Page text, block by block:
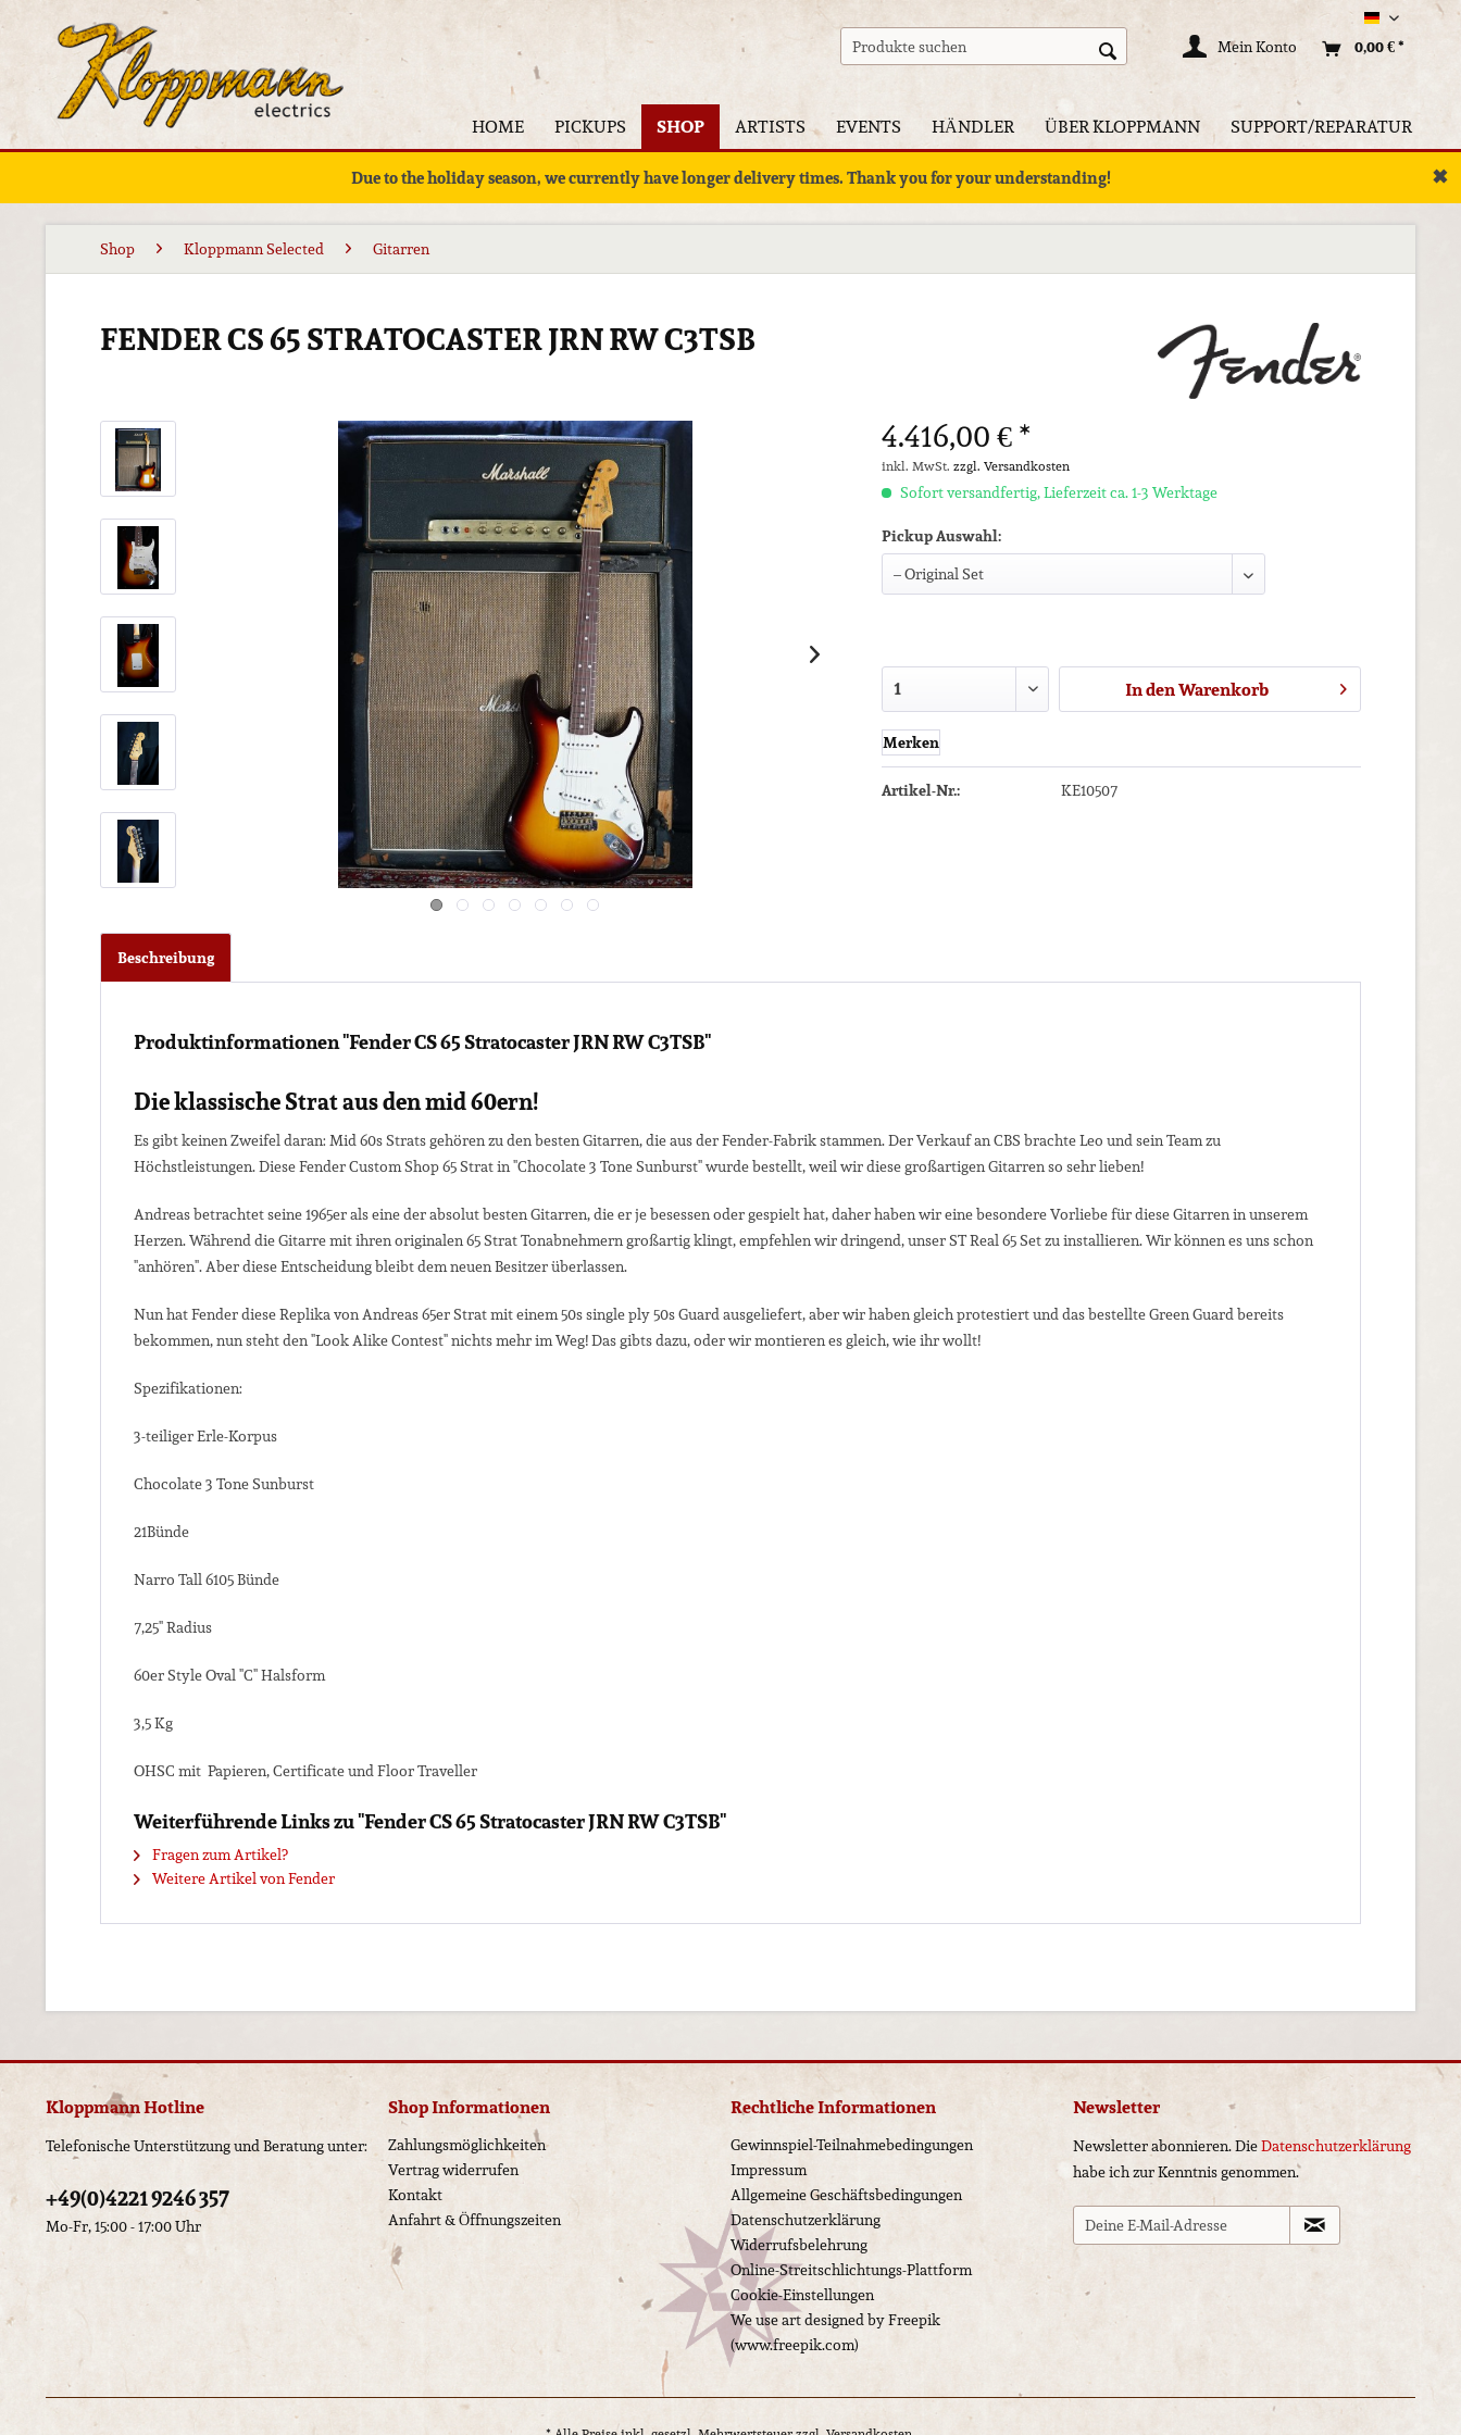
Deutsch
Mein Konto
0,00 € *
HOME PICKUPS SHOP ARTISTS EVENTS HÄNDLER ÜBER KLOPPMANN SUPPORT/REPARATUR
Due to the holiday season, we currently have longer delivery times. Thank you for your understanding! ✖
Shop Kloppmann Selected Gitarren
FENDER CS 65 STRATOCASTER JRN RW C3TSB
4.416,00 € *
inkl. MwSt.zzgl. Versandkosten
Sofort versandfertig, Lieferzeit ca. 1-3 Werktage
Pickup Auswahl:
In denWarenkorb
Merken
Artikel-Nr.:
KE10507
Beschreibung
Produktinformationen "Fender CS 65 Stratocaster JRN RW C3TSB"
Die klassische Strat aus den mid 60ern!
Es gibt keinen Zweifel daran: Mid 60s Strats gehören zu den besten Gitarren, die aus der Fender-Fabrik stammen. Der Verkauf an CBS brachte Leo und sein Team zu
Höchstleistungen. Diese Fender Custom Shop 65 Strat in "Chocolate 3 Tone Sunburst" wurde bestellt, weil wir diese großartigen Gitarren so sehr lieben!
Andreas betrachtet seine 1965er als eine der absolut besten Gitarren, die er je besessen oder gespielt hat, daher haben wir eine besondere Vorliebe für diese Gitarren in unserem
Herzen. Während die Gitarre mit ihren originalen 65 Strat Tonabnehmern großartig klingt, empfehlen wir dringend, unser ST Real 65 Set zu installieren. Wir können es uns schon
"anhören". Aber diese Entscheidung bleibt dem neuen Besitzer überlassen.
Nun hat Fender diese Replika von Andreas 65er Strat mit einem 50s single ply 50s Guard ausgeliefert, aber wir haben gleich protestiert und das bestellte Green Guard bereits
bekommen, nun steht den "Look Alike Contest" nichts mehr im Weg! Das gibts dazu, oder wir montieren es gleich, wie ihr wollt!
Spezifikationen:
3-teiliger Erle-Korpus
Chocolate 3 Tone Sunburst
21Bünde
Narro Tall 6105 Bünde
7,25" Radius
60er Style Oval "C" Halsform
3,5 Kg
OHSC mit Papieren, Certificate und Floor Traveller
Weiterführende Links zu "Fender CS 65 Stratocaster JRN RW C3TSB"
Fragen zum Artikel?
Weitere Artikel von Fender
Kloppmann Hotline
Telefonische Unterstützung und Beratung unter:
+49(0)4221 9246 357
Mo-Fr, 15:00 - 17:00 Uhr
Shop Informationen
Zahlungsmöglichkeiten
Vertrag widerrufen
Kontakt
Anfahrt & Öffnungszeiten
Rechtliche Informationen
Gewinnspiel-Teilnahmebedingungen
Impressum
Allgemeine Geschäftsbedingungen
Datenschutzerklärung
Widerrufsbelehrung
Online-Streitschlichtungs-Plattform
Cookie-Einstellungen
We use art designed by Freepik
(www.freepik.com)
Newsletter
Newsletter abonnieren. DieDatenschutzerklärung
habe ich zur Kenntnis genommen.